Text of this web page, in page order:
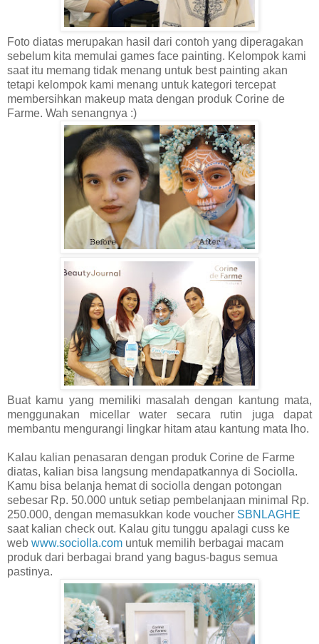
Foto diatas merupakan hasil dari contoh yang diperagakan
sebelum kita memulai games face painting. Kelompok kami
saat itu memang tidak menang untuk best painting akan
tetapi kelompok kami menang untuk kategori tercepat
membersihkan makeup mata dengan produk Corine de
Farme. Wah senangnya :)
Buat kamu yang memiliki masalah dengan kantung mata,
menggunakan micellar water secara rutin juga dapat
membantu mengurangi lingkar hitam atau kantung mata lho.
Kalau kalian penasaran dengan produk Corine de Farme
diatas, kalian bisa langsung mendapatkannya di Sociolla.
Kamu bisa belanja hemat di sociolla dengan potongan
sebesar Rp. 50.000 untuk setiap pembelanjaan minimal Rp.
250.000, dengan memasukkan kode voucher SBNLAGHE
saat kalian check out. Kalau gitu tunggu apalagi cuss ke
web www.sociolla.com untuk memilih berbagai macam
produk dari berbagai brand yang bagus-bagus semua
pastinya.